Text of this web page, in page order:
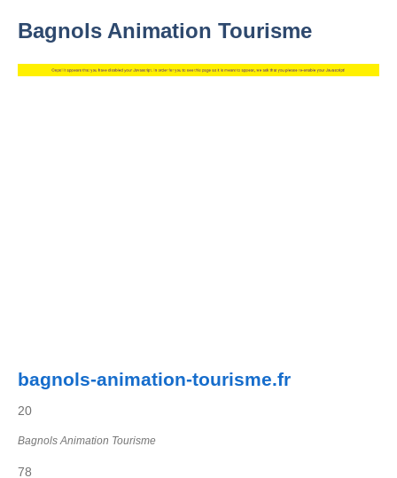
Bagnols Animation Tourisme
bagnols-animation-tourisme.fr
20
Bagnols Animation Tourisme
78